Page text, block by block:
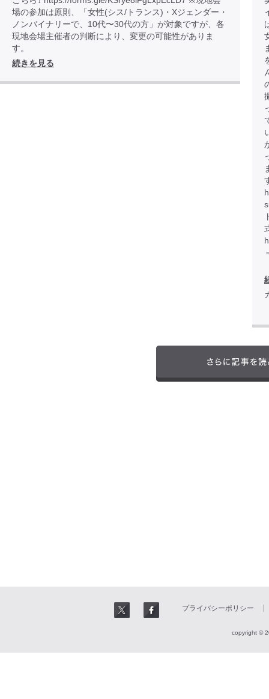
場の参加は原則、「女性(シス/トランス)・Xジェンダー・
ノンバイナリーで、10代〜30代の方」が対象ですが、各
現地会場主催者の判断により、変更の可能性がありま
す。
続きを見る
プライバシーポリシー
copyright ©